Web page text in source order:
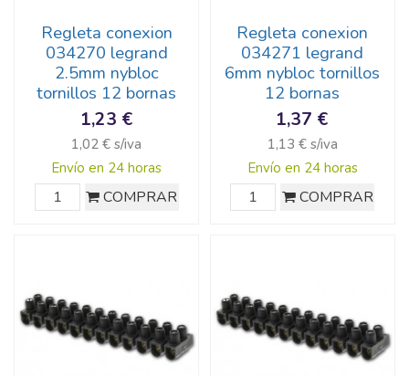
Regleta conexion
034270 legrand
2.5mm nybloc
tornillos 12 bornas
1,23 €
1,02 € s/iva
Envío en 24 horas
COMPRAR
Regleta conexion
034271 legrand
6mm nybloc tornillos
12 bornas
1,37 €
1,13 € s/iva
Envío en 24 horas
COMPRAR